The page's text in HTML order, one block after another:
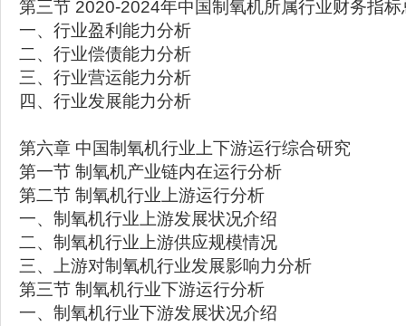
第三节 2020-2024年中国制氧机所属行业财务指标
一、行业盈利能力分析
二、行业偿债能力分析
三、行业营运能力分析
四、行业发展能力分析
第六章 中国制氧机行业上下游运行综合研究
第一节 制氧机产业链内在运行分析
第二节 制氧机行业上游运行分析
一、制氧机行业上游发展状况介绍
二、制氧机行业上游供应规模情况
三、上游对制氧机行业发展影响力分析
第三节 制氧机行业下游运行分析
一、制氧机行业下游发展状况介绍